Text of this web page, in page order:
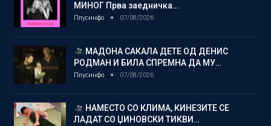
МИНОГ Прва заедничка…
Плусинфо 07/08/2026
МАДОНА САКАЛА ДЕТЕ ОД ДЕНИС
РОДМАН И БИЛА СПРЕМНА ДА МУ…
Плусинфо 07/08/2026
НАМЕСТО СО КЛИМА, КИНЕЗИТЕ СЕ
ЛАДАТ СО ЏИНОВСКИ ТИКВИ…